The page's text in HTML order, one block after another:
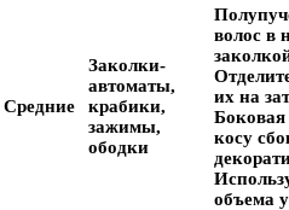
Средние
Заколки-
автоматы,
крабики,
зажимы,
ободки
волос в
их на
Боковая
косу
объема